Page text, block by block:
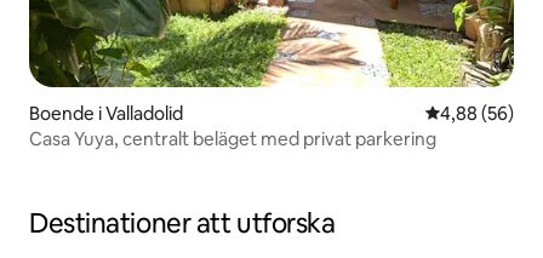
Boende i Valladolid 4,88 av 5 i
4,88 (56)
Casa Yuya, centralt beläget med privat parkering
Destinationer att utforska